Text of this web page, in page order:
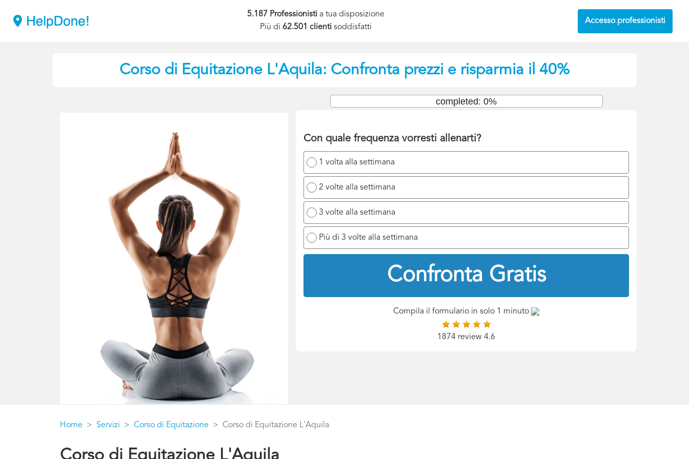
5.187 Professionisti a tua disposizione
Più di62.501 clientisoddisfatti
Accesso professionisti
Corso di Equitazione L'Aquila: Confronta prezzi e risparmia il 40%
Con quale frequenza vorresti allenarti?
1 volta alla settimana
2 volte alla settimana
3 volte alla settimana
Più di 3 volte alla settimana
Confronta Gratis
completed: 0%
Compila il formulario in solo 1 minuto
1874 review 4.6
Home Servizi Corso di Equitazione Corso di Equitazione L'Aquila